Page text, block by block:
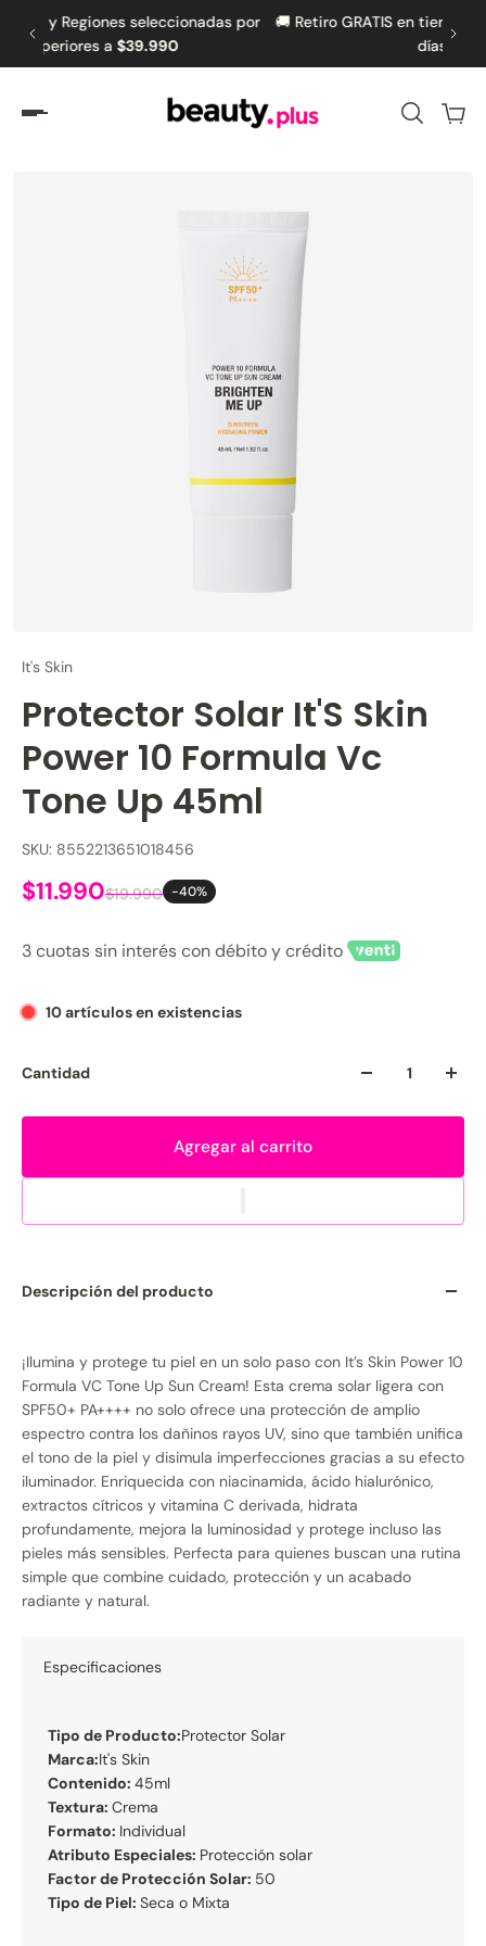
al contenido
por
🚚 Retiro GRATIS en tiendas seleccionadas en hasta 5
It's Skin
Protector Solar It'S Skin
Power 10 Formula Vc
Tone Up 45ml
SKU: 8552213651018456
$11.990$19.990 -40%
3 cuotas sin interés con débito y crédito
10 artículos en existencias
Cantidad
Agregar al carrito
Descripción del producto
¡Ilumina y protege tu piel en un solo paso con It’s Skin Power 10
Formula VC Tone Up Sun Cream! Esta crema solar ligera con
SPF50+ PA++++ no solo ofrece una protección de amplio
espectro contra los dañinos rayos UV, sino que también unifica
el tono de la piel y disimula imperfecciones gracias a su efecto
iluminador. Enriquecida con niacinamida, ácido hialurónico,
extractos cítricos y vitamina C derivada, hidrata
profundamente, mejora la luminosidad y protege incluso las
pieles más sensibles. Perfecta para quienes buscan una rutina
simple que combine cuidado, protección y un acabado
radiante y natural.
Especificaciones
Tipo de Producto:Protector Solar
Marca:It's Skin
Contenido: 45ml
Textura: Crema
Formato: Individual
Atributo Especiales: Protección solar
Factor de Protección Solar: 50
Tipo de Piel: Seca o Mixta